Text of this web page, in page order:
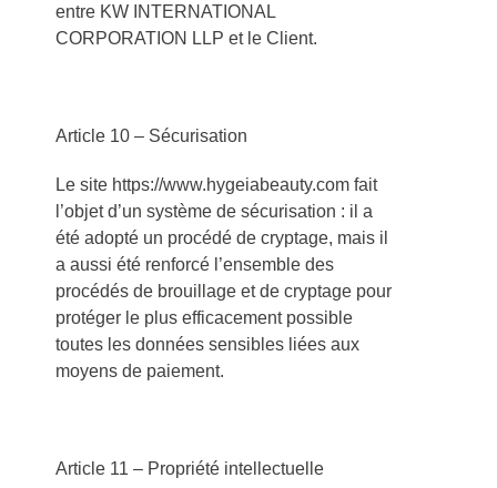
entre KW INTERNATIONAL
CORPORATION LLP et le Client.
Article 10 – Sécurisation
Le site https://www.hygeiabeauty.com fait
l’objet d’un système de sécurisation : il a
été adopté un procédé de cryptage, mais il
a aussi été renforcé l’ensemble des
procédés de brouillage et de cryptage pour
protéger le plus efficacement possible
toutes les données sensibles liées aux
moyens de paiement.
Article 11 – Propriété intellectuelle